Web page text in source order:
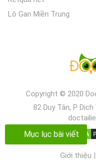
Mục lục bài viết
Lô Gan Miền Trung
Copyright © 2020
82 Duy Tân, P
Giới thiệu |